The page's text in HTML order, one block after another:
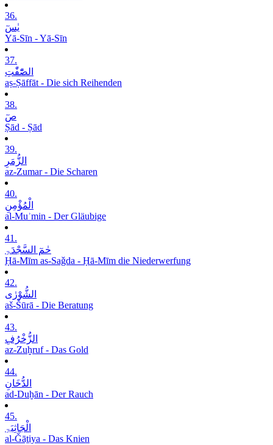
36.
یٰسٓ
Yā-Sīn - Yā-Sīn
37.
الصّٰٓفّٰتِ
aṣ-Ṣāffāt - Die sich Reihenden
38.
صٓ
Ṣād - Ṣād
39.
الزُّمَرِ
az-Zumar - Die Scharen
40.
الْمُؤْمِنِ
al-Muʾmin - Der Gläubige
41.
حٰمٓ السَّجْدَۃِ
Ḥā-Mīm as-Saǧda - Ḥā-Mīm die Niederwerfung
42.
الشُّوْرٰی
aš-Šūrā - Die Beratung
43.
الزُّخْرُفِ
az-Zuḫruf - Das Gold
44.
الدُّخَانِ
ad-Duḫān - Der Rauch
45.
الْجَاثِیَۃِ
al-Ǧāṯiya - Das Knien